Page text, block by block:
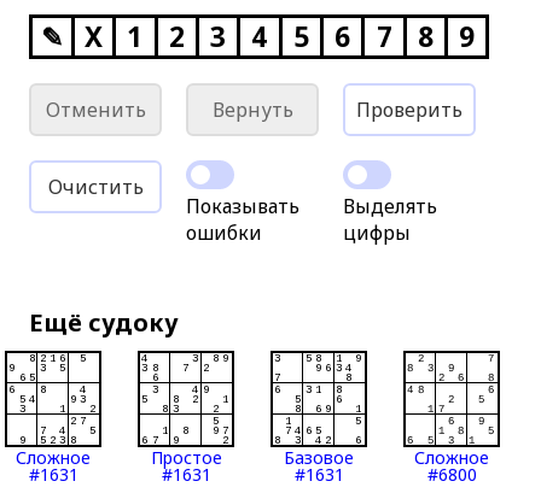
✎ X 1 2 3 4 5 6 7 8 9
Отменить Вернуть Проверить
Очистить
Показывать
ошибки
Выделять
цифры
Ещё судоку
Сложное
#1631
Простое
#1631
Базовое
#1631
Сложное
#6800